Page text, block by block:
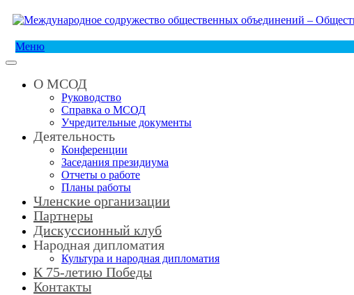
Меню
О МСОД
Руководство
Справка о МСОД
Учредительные документы
Деятельность
Конференции
Заседания президиума
Отчеты о работе
Планы работы
Членские организации
Партнеры
Дискуссионный клуб
Народная дипломатия
Культура и народная дипломатия
К 75-летию Победы
Контакты